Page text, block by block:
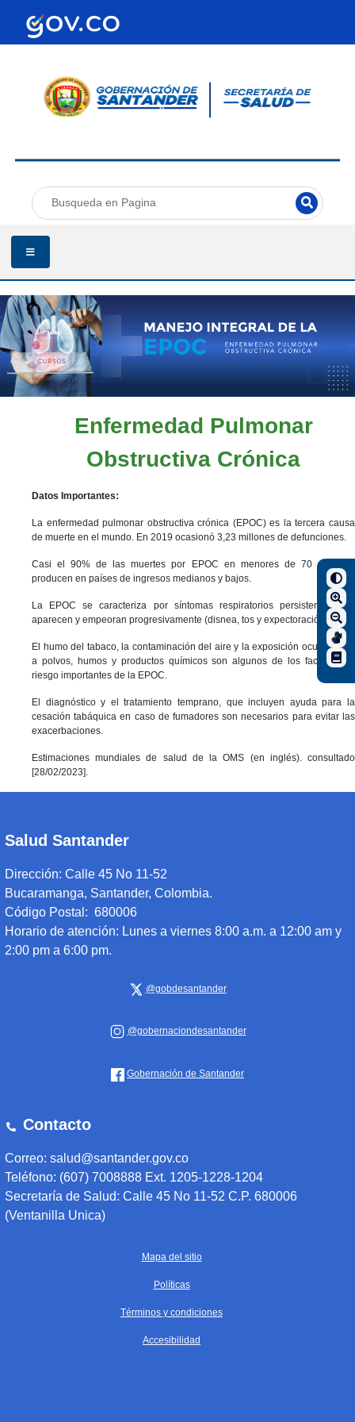
Enfermedad Pulmonar
Obstructiva Crónica
Datos Importantes:
La enfermedad pulmonar obstructiva crónica (EPOC) es la tercera causa
de muerte en el mundo. En 2019 ocasionó 3,23 millones de defunciones.
Casi el 90% de las muertes por EPOC en menores de 70 años se
producen en países de ingresos medianos y bajos.
La EPOC se caracteriza por síntomas respiratorios persistentes que
aparecen y empeoran progresivamente (disnea, tos y expectoración).
El humo del tabaco, la contaminación del aire y la exposición ocupacional
a polvos, humos y productos químicos son algunos de los factores de
riesgo importantes de la EPOC.
El diagnóstico y el tratamiento temprano, que incluyen ayuda para la
cesación tabáquica en caso de fumadores son necesarios para evitar las
exacerbaciones.
Estimaciones mundiales de salud de la OMS (en inglés). consultado
[28/02/2023].
Salud Santander
Dirección: Calle 45 No 11-52
Bucaramanga, Santander, Colombia.
Código Postal: 680006
Horario de atención: Lunes a viernes 8:00 a.m. a 12:00 am y
2:00 pm a 6:00 pm.
@gobdesantander
@gobernaciondesantander
Gobernación de Santander
Contacto
Correo: salud@santander.gov.co
Teléfono: (607) 7008888 Ext. 1205-1228-1204
Secretaría de Salud: Calle 45 No 11-52 C.P. 680006
(Ventanilla Unica)
Mapa del sitio
Políticas
Términos y condiciones
Accesibilidad